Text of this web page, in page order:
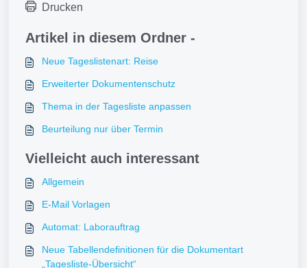
Drucken
Artikel in diesem Ordner -
Neue Tageslistenart: Reise
Erweiterter Dokumentenschutz
Thema in der Tagesliste anpassen
Beurteilung nur über Termin
Vielleicht auch interessant
Allgemein
E-Mail Vorlagen
Automat: Laborauftrag
Neue Tabellendefinitionen für die Dokumentart
„Tagesliste-Übersicht“